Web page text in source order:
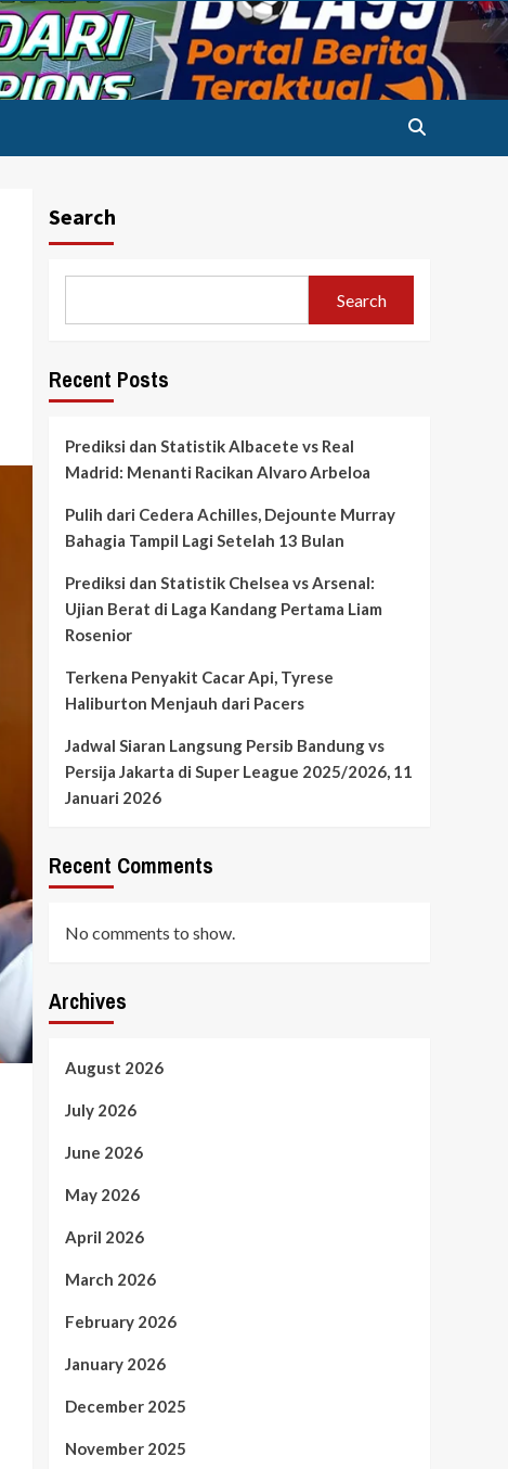
Search
Search
Recent Posts
Prediksi dan Statistik Albacete vs Real
Madrid: Menanti Racikan Alvaro Arbeloa
Pulih dari Cedera Achilles, Dejounte Murray
Bahagia Tampil Lagi Setelah 13 Bulan
Prediksi dan Statistik Chelsea vs Arsenal:
Ujian Berat di Laga Kandang Pertama Liam
Rosenior
Terkena Penyakit Cacar Api, Tyrese
Haliburton Menjauh dari Pacers
Jadwal Siaran Langsung Persib Bandung vs
Persija Jakarta di Super League 2025/2026, 11
Januari 2026
Recent Comments
No comments to show.
Archives
August 2026
July 2026
June 2026
May 2026
April 2026
March 2026
February 2026
January 2026
December 2025
November 2025